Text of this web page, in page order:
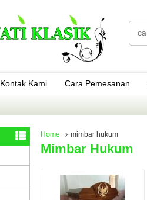
Kontak Kami Cara Pemesanan
Home mimbar hukum
Mimbar Hukum